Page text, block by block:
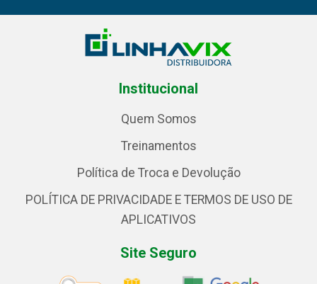
Institucional
Quem Somos
Treinamentos
Política de Troca e Devolução
POLÍTICA DE PRIVACIDADE E TERMOS DE USO DE
APLICATIVOS
Site Seguro